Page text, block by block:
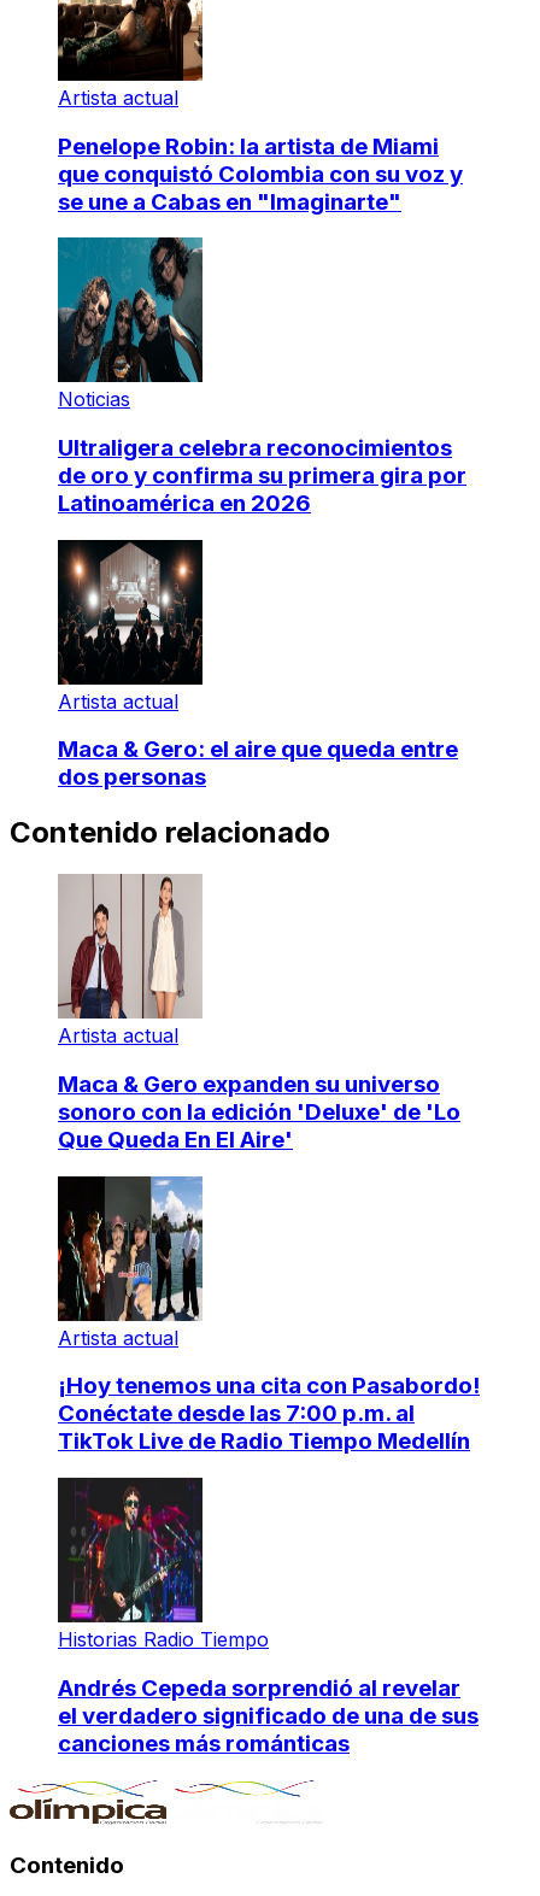
Artista actual
Penelope Robin: la artista de Miami
que conquistó Colombia con su voz y
se une a Cabas en "Imaginarte"
Noticias
Ultraligera celebra reconocimientos
de oro y confirma su primera gira por
Latinoamérica en 2026
Artista actual
Maca & Gero: el aire que queda entre
dos personas
Contenido relacionado
Artista actual
Maca & Gero expanden su universo
sonoro con la edición 'Deluxe' de 'Lo
Que Queda En El Aire'
Artista actual
¡Hoy tenemos una cita con Pasabordo!
Conéctate desde las 7:00 p.m. al
TikTok Live de Radio Tiempo Medellín
Historias Radio Tiempo
Andrés Cepeda sorprendió al revelar
el verdadero significado de una de sus
canciones más románticas
Contenido